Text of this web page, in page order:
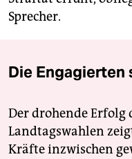
Sprecher.
Die Engagierten
Der drohende Erfolg
Landtagswahlen
Kräfte inzwischen